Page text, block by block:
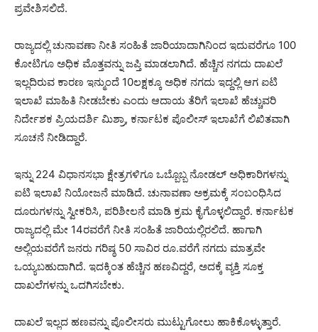
ಪ್ರವೇಶಿಸಲಿದೆ.
ರಾಜ್ಯದಲ್ಲಿ ಚುನಾವಣಾ ನೀತಿ ಸಂಹಿತೆ ಜಾರಿಯಾದಾಗಿನಿಂದ ಇದುವರೆಗೂ 100
ಕೋಟಿಗೂ ಅಧಿಕ ಮೊತ್ತವನ್ನು ಜಪ್ತಿ ಮಾಡಲಾಗಿದೆ. ಹೆಚ್ಚಿನ ನಗದು ದಾಖಲೆ
ಇಲ್ಲದಿರುವ ಕಾರಣ ಇನ್ಮುಂದೆ 10ಲಕ್ಷಕ್ಕೂ ಅಧಿಕ ನಗದು ಇದ್ದಲ್ಲಿ ಆಗ ಐಟಿ
ಇಲಾಖೆ ಮಾಹಿತಿ ನೀಡಬೇಕು ಎಂದು ಆದಾಯ ತೆರಿಗೆ ಇಲಾಖೆ ಹೆಚ್ಚುವರಿ
ನಿರ್ದೇಶಕ ಪ್ರಿಯದರ್ಶಿ ಮಿಶ್ರಾ, ಕರ್ನಾಟಕ ಪೊಲೀಸ್ ಇಲಾಖೆಗೆ ಲಿಖಿತವಾಗಿ
ಸೂಚನೆ ನೀಡಿದ್ದಾರೆ.
ಇನ್ನು 224 ವಿಧಾನಸಭಾ ಕ್ಷೇತ್ರಗಳಿಗೂ ಒಬ್ಬೊಬ್ಬ ನೋಡಲ್ ಅಧಿಕಾರಿಗಳನ್ನು
ಐಟಿ ಇಲಾಖೆ ನಿಯೋಜನೆ ಮಾಡಿದೆ. ಚುನಾವಣಾ ಅಕ್ರಮಕ್ಕೆ ಸಂಬಂಧಿಸಿದ
ದೂರುಗಳನ್ನು ಸ್ವೀಕರಿಸಿ, ಪರಿಶೀಲನೆ ಮಾಡಿ ಕ್ರಮ ಕೈಗೊಳ್ಳಲಿದ್ದಾರೆ. ಕರ್ನಾಟಕ
ರಾಜ್ಯದಲ್ಲಿ ಮೇ 14ರವರೆಗೆ ನೀತಿ ಸಂಹಿತೆ ಜಾರಿಯಲ್ಲಿರಲಿದೆ. ಹಾಗಾಗಿ
ಅಲ್ಲಿಯವರೆಗೆ ಜನರು ಗರಿಷ್ಠ 50 ಸಾವಿರ ರೂ.ವರೆಗೆ ನಗದು ಮಾತ್ರವೇ
ಒಯ್ಯಬಹುದಾಗಿದೆ. ಇದಕ್ಕಿಂತ ಹೆಚ್ಚಿನ ಹಣವಿದ್ದರೆ, ಅದಕ್ಕೆ ವ್ಯಕ್ತಿ ಸೂಕ್ತ
ದಾಖಲೆಗಳನ್ನು ಒದಗಿಸಬೇಕು.
ದಾಖಲೆ ಇಲ್ಲದ ಹಣವನ್ನು ಪೊಲೀಸರು ಮುಟ್ಟುಗೋಲು ಹಾಕಿಕೊಳ್ಳುತ್ತಾರೆ.